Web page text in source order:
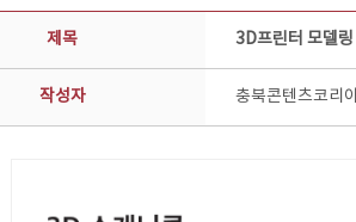
제목 3D프린터 모델
작성자 충북콘텐츠코리